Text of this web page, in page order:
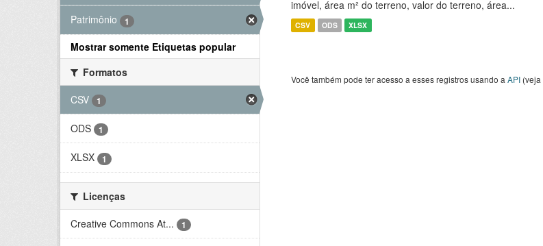
Patrimônio 1
Mostrar somente Etiquetas popular
Formatos
CSV
1
ODS 1
XLSX 1
Licenças
Creative Commons At...
1
imóvel, área m² do terreno, valor do terreno, área...
CSV ODS XLSX
Você também pode ter acesso a esses registros usando a API (veja